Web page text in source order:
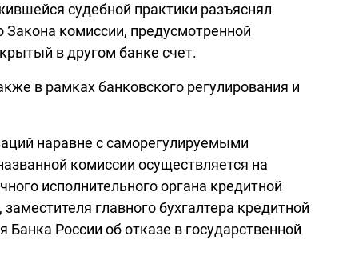
судебной практики разъяснял
комиссии, предусмотренной
в другом банке счет.
в рамках банковского регулирования и
наравне с саморегулируемыми
комиссии осуществляется на
исполнительного органа кредитной
главного бухгалтера кредитной
России об отказе в государственной